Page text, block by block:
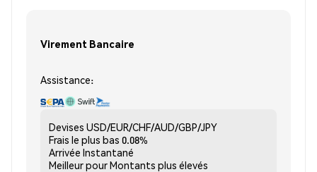
Virement Bancaire
Assistance:
Devises USD/EUR/CHF/AUD/GBP/JPY
Frais le plus bas 0.08%
Arrivée Instantané
Meilleur pourMontants plus élevés